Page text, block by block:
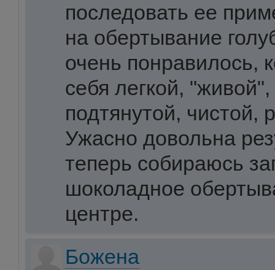
последовать ее
на обертывание
очень понравилось,
себя легкой,
подтянутой, чистой,
Ужасно довольна
теперь собираюсь
шоколадное
центре.
Божена